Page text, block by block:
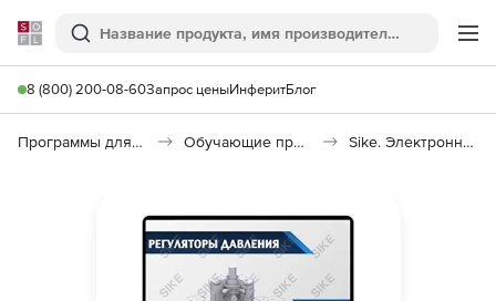
Softline
Поиск
8 (800) 200-08-60Запрос ценыИнферитБлог
Программы для образования и науки Обучающие программы Sike. Электронный курс «Регуляторы давления»